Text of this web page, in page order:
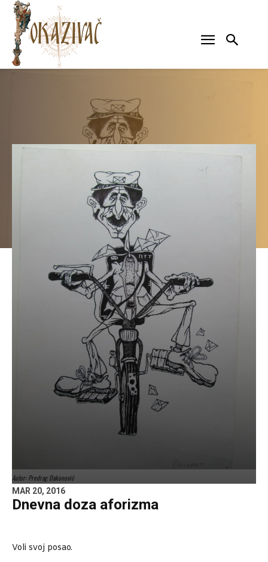
Autor: Predrag Đakonović
MAR 20, 2016
Dnevna doza aforizma
Voli svoj posao.